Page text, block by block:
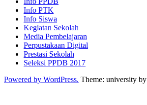
Info PTK
Info Siswa
Kegiatan Sekolah
Media Pembelajaran
Perpustakaan Digital
Prestasi Sekolah
Seleksi PPDB 2017
Powered by WordPress. Theme: university by